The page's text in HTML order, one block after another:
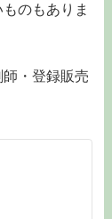
のもありま
・登録販売